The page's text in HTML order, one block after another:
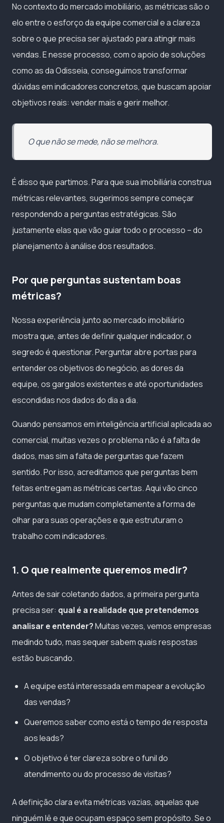
No contexto do mercado imobiliário, as métricas são o
elo entre o esforço da equipe comercial e a clareza
sobre o que precisa ser ajustado para atingir mais
vendas. E nesse processo, com o apoio de soluções
como as da Odisseia, conseguimos transformar
dúvidas em indicadores concretos, que buscam apoiar
objetivos reais: vender mais e gerir melhor.
O que não se mede, não se melhora.
É disso que partimos. Para que sua imobiliária construa
métricas relevantes, sugerimos sempre começar
respondendo a perguntas estratégicas. São
justamente elas que vão guiar todo o processo – do
planejamento à análise dos resultados.
Por que perguntas sustentam boas
métricas?
Nossa experiência junto ao mercado imobiliário
mostra que, antes de definir qualquer indicador, o
segredo é questionar. Perguntar abre portas para
entender os objetivos do negócio, as dores da
equipe, os gargalos existentes e até oportunidades
escondidas nos dados do dia a dia.
Quando pensamos em inteligência artificial aplicada ao
comercial, muitas vezes o problema não é a falta de
dados, mas sim a falta de perguntas que fazem
sentido. Por isso, acreditamos que perguntas bem
feitas entregam as métricas certas. Aqui vão cinco
perguntas que mudam completamente a forma de
olhar para suas operações e que estruturam o
trabalho com indicadores.
1. O que realmente queremos medir?
Antes de sair coletando dados, a primeira pergunta
precisa ser: qual é a realidade que pretendemos
analisar e entender?Muitas vezes, vemos empresas
medindo tudo, mas sequer sabem quais respostas
estão buscando.
A equipe está interessada em mapear a evolução
das vendas?
Queremos saber como está o tempo de resposta
aos leads?
O objetivo é ter clareza sobre o funil do
atendimento ou do processo de visitas?
A definição clara evita métricas vazias, aquelas que
ninguém lê e que ocupam espaço sem propósito. Se o